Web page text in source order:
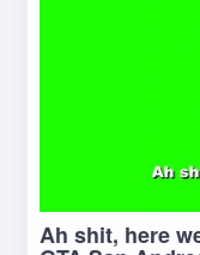
Ah shit, here